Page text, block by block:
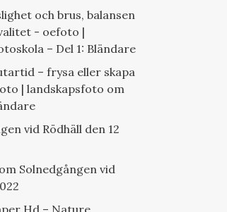
och brus, balansen
- oefoto |
– Del 1: Bländare
– frysa eller skapa
| landskapsfoto om
vid Rödhäll den 12
om Solnedgången vid
Hd – Nature